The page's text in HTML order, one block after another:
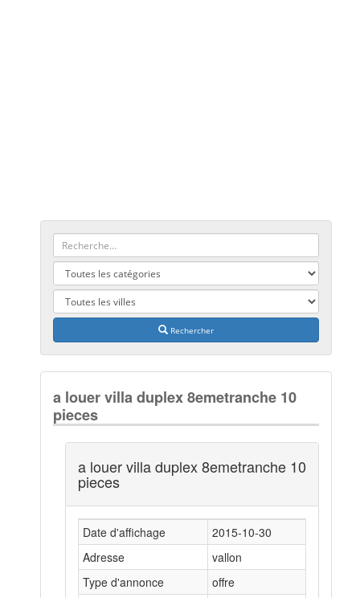
Rechercher
a louer villa duplex 8emetranche 10
pieces
a louer villa duplex 8emetranche 10
pieces
Date d'affichage
2015-10-30
Adresse
vallon
Type d'annonce
offre